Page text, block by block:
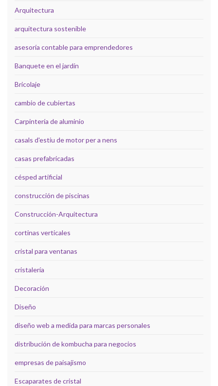
Arquitectura
arquitectura sostenible
asesoría contable para emprendedores
Banquete en el jardín
Bricolaje
cambio de cubiertas
Carpintería de aluminio
casals d'estiu de motor per a nens
casas prefabricadas
césped artificial
construcción de piscinas
Construcción-Arquitectura
cortinas verticales
cristal para ventanas
cristalería
Decoración
Diseño
diseño web a medida para marcas personales
distribución de kombucha para negocios
empresas de paisajismo
Escaparates de cristal